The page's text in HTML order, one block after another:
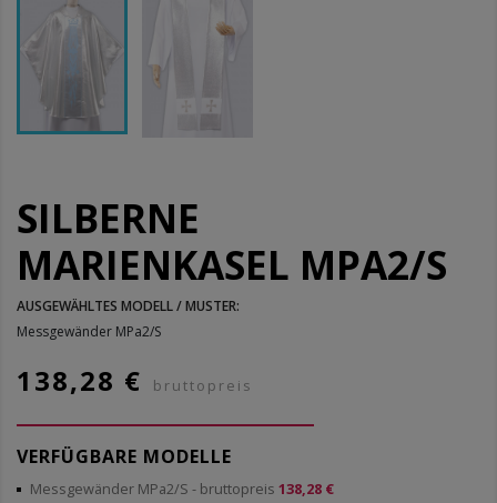
SILBERNE
MARIENKASEL MPA2/S
AUSGEWÄHLTES MODELL / MUSTER:
Messgewänder MPa2/S
138,28 € bruttopreis
VERFÜGBARE MODELLE
Messgewänder MPa2/S - bruttopreis 138,28 €